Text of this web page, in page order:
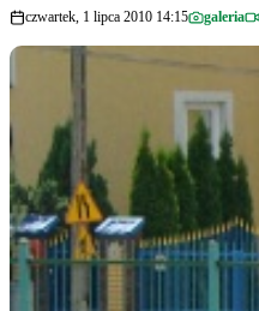
czwartek, 1 lipca 2010 14:15 galeria